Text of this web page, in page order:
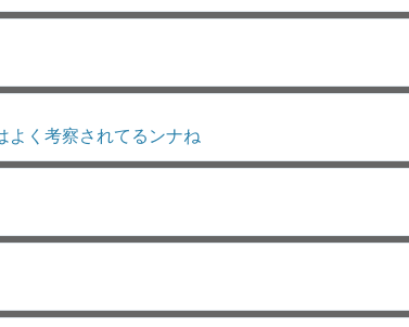
よく考察されてるンナね